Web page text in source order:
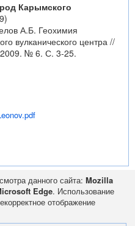
Карымского
А.Б. Геохимия
вулканического центра //
2009. № 6. С. 3-25.
данного сайта: Mozilla
Edge. Использование
отображение